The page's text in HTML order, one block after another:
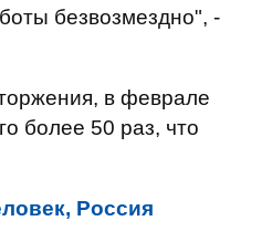
безвозмездно", -
в феврале
более 50 раз, что
Россия